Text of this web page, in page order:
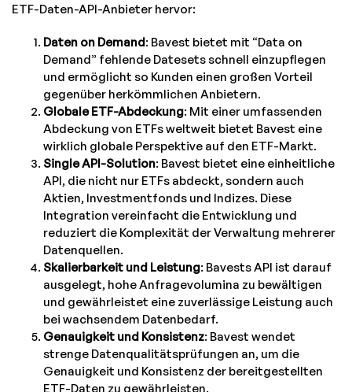
ETF-Daten-API-Anbieter hervor:
Daten on Demand: Bavest bietet mit “Data on
Demand” fehlende Datesets schnell einzupflegen
und ermöglicht so Kunden einen großen Vorteil
gegenüber herkömmlichen Anbietern.
Globale ETF-Abdeckung: Mit einer umfassenden
Abdeckung von ETFs weltweit bietet Bavest eine
wirklich globale Perspektive auf den ETF-Markt.
Single API-Solution: Bavest bietet eine einheitliche
API, die nicht nur ETFs abdeckt, sondern auch
Aktien, Investmentfonds und Indizes. Diese
Integration vereinfacht die Entwicklung und
reduziert die Komplexität der Verwaltung mehrerer
Datenquellen.
Skalierbarkeit und Leistung: Bavests API ist darauf
ausgelegt, hohe Anfragevolumina zu bewältigen
und gewährleistet eine zuverlässige Leistung auch
bei wachsendem Datenbedarf.
Genauigkeit und Konsistenz: Bavest wendet
strenge Datenqualitätsprüfungen an, um die
Genauigkeit und Konsistenz der bereitgestellten
ETF-Daten zu gewährleisten.